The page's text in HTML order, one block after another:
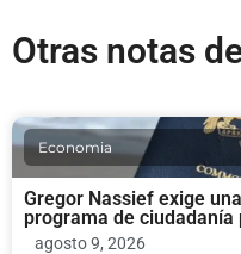
Otras notas
Economia
Gregor Nassief exige
programa de
agosto 9, 2026